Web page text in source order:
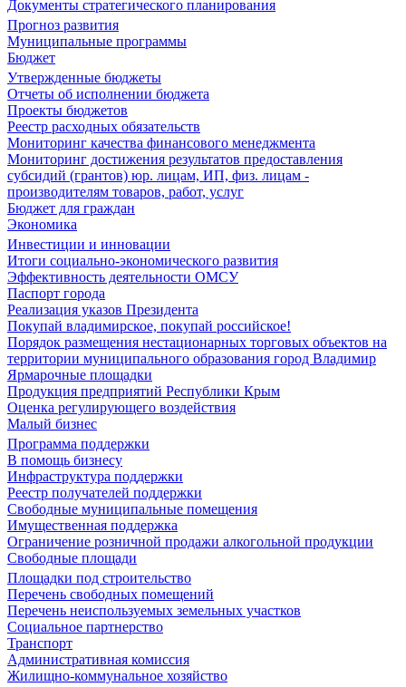
Документы стратегического планирования
Прогноз развития
Муниципальные программы
Бюджет
Утвержденные бюджеты
Отчеты об исполнении бюджета
Проекты бюджетов
Реестр расходных обязательств
Мониторинг качества финансового менеджмента
Мониторинг достижения результатов предоставления
субсидий (грантов) юр. лицам, ИП, физ. лицам -
производителям товаров, работ, услуг
Бюджет для граждан
Экономика
Инвестиции и инновации
Итоги социально-экономического развития
Эффективность деятельности ОМСУ
Паспорт города
Реализация указов Президента
Покупай владимирское, покупай российское!
Порядок размещения нестационарных торговых объектов на
территории муниципального образования город Владимир
Ярмарочные площадки
Продукция предприятий Республики Крым
Оценка регулирующего воздействия
Малый бизнес
Программа поддержки
В помощь бизнесу
Инфраструктура поддержки
Реестр получателей поддержки
Свободные муниципальные помещения
Имущественная поддержка
Ограничение розничной продажи алкогольной продукции
Свободные площади
Площадки под строительство
Перечень свободных помещений
Перечень неиспользуемых земельных участков
Социальное партнерство
Транспорт
Административная комиссия
Жилищно-коммунальное хозяйство